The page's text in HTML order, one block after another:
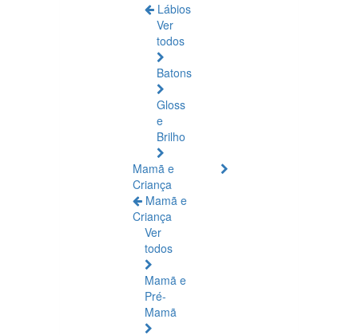
Lábios
Ver
todos
Batons
Gloss
e
Brilho
Mamã e
Criança
Mamã e
Criança
Ver
todos
Mamã e
Pré-
Mamã